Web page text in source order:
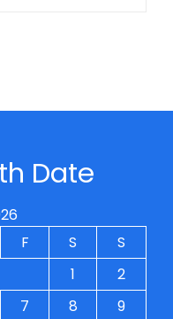
Date
F S
S
1
2
7 8
9